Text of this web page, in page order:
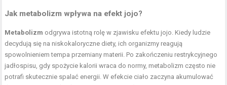
Jak metabolizm wpływa na efekt jojo?
Metabolizm odgrywa istotną rolę w zjawisku efektu jojo. Kiedy ludzie
decydują się na niskokaloryczne diety, ich organizmy reagują
spowolnieniem tempa przemiany materii. Po zakończeniu restrykcyjnego
jadłospisu, gdy spożycie kalorii wraca do normy, metabolizm często nie
potrafi skutecznie spalać energii. W efekcie ciało zaczyna akumulować